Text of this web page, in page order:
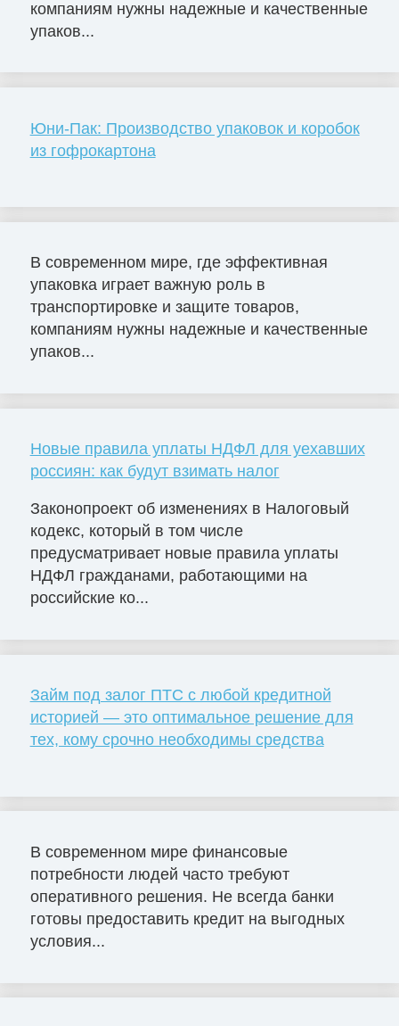
компаниям нужны надежные и качественные
упаков...
Юни-Пак: Производство упаковок и коробок
из гофрокартона
В современном мире, где эффективная
упаковка играет важную роль в
транспортировке и защите товаров,
компаниям нужны надежные и качественные
упаков...
Новые правила уплаты НДФЛ для уехавших
россиян: как будут взимать налог
Законопроект об изменениях в Налоговый
кодекс, который в том числе
предусматривает новые правила уплаты
НДФЛ гражданами, работающими на
российские ко...
Займ под залог ПТС с любой кредитной
историей — это оптимальное решение для
тех, кому срочно необходимы средства
В современном мире финансовые
потребности людей часто требуют
оперативного решения. Не всегда банки
готовы предоставить кредит на выгодных
условия...